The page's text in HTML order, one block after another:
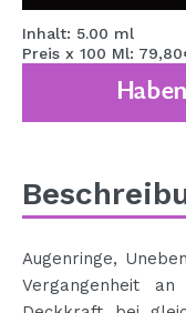
SPECIALS
OUTLET
SIE SIND
BLOG
Inhalt: 5.00 ml
Preis x 100 Ml:
Augenringe,
Vergangenheit